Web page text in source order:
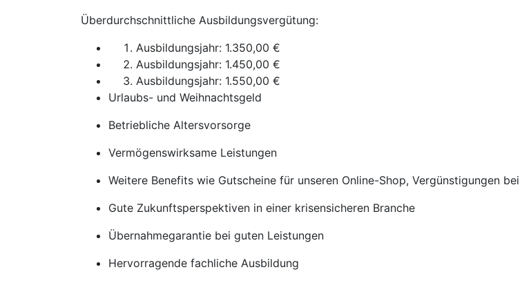
Überdurchschnittliche Ausbildungsvergütung:
Ausbildungsjahr: 1.350,00 €
Ausbildungsjahr: 1.450,00 €
Ausbildungsjahr: 1.550,00 €
Urlaubs- und Weihnachtsgeld
Betriebliche Altersvorsorge
Vermögenswirksame Leistungen
Weitere Benefits wie Gutscheine für unseren Online-Shop, Vergünstigungen
Gute Zukunftsperspektiven in einer krisensicheren Branche
Übernahmegarantie bei guten Leistungen
Hervorragende fachliche Ausbildung